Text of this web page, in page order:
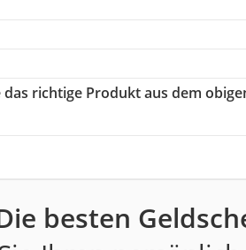
das richtige Produkt aus dem
besten